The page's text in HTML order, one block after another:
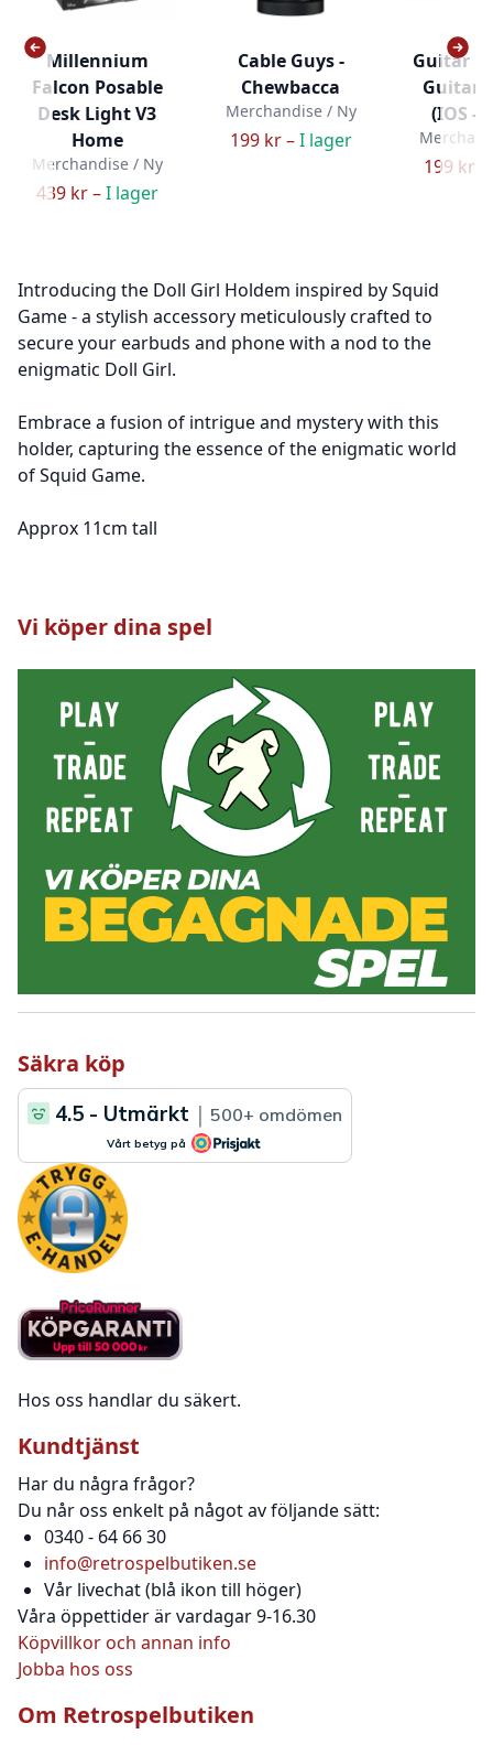
Millennium
Falcon Posable
Desk Light V3
Home
Merchandise / Ny
439 kr –I lager
Cable Guys -
Chewbacca
Merchandise / Ny
199 kr –I lager
Guitar
Guitar
(IOS -
199 kr –
Introducing the Doll Girl Holdem inspired by Squid
Game - a stylish accessory meticulously crafted to
secure your earbuds and phone with a nod to the
enigmatic Doll Girl.
Embrace a fusion of intrigue and mystery with this
holder, capturing the essence of the enigmatic world
of Squid Game.
Approx 11cm tall
Vi köper dina spel
Säkra köp
Hos oss handlar du säkert.
Kundtjänst
Har du några frågor?
Du når oss enkelt på något av följande sätt:
0340 - 64 66 30
info@retrospelbutiken.se
Vår livechat (blå ikon till höger)
Våra öppettider är vardagar 9-16.30
Köpvillkor och annan info
Jobba hos oss
Om Retrospelbutiken